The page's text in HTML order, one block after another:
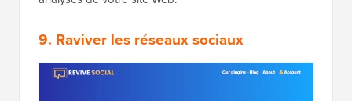
9. Raviver les réseaux sociaux